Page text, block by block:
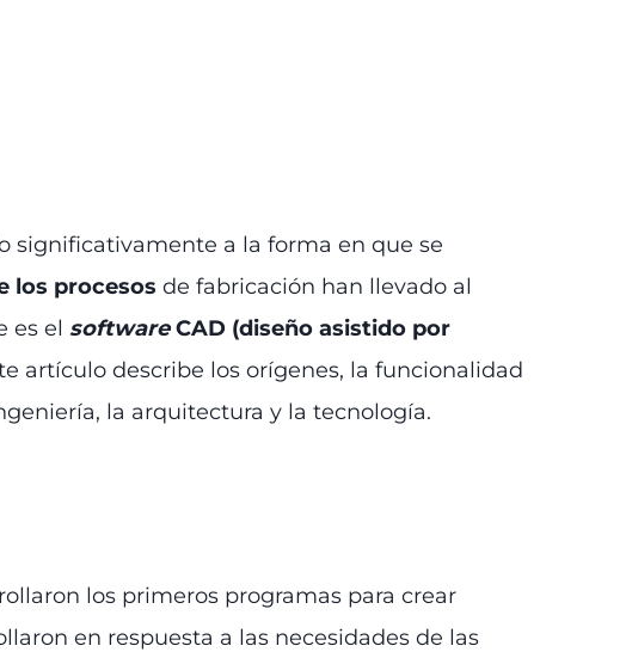
significativamente a la forma en que se
los procesos de fabricación han llevado al
es el softwareCAD (diseño asistido por
artículo describe los orígenes, la funcionalidad
la arquitectura y la tecnología.
los primeros programas para crear
en respuesta a las necesidades de las